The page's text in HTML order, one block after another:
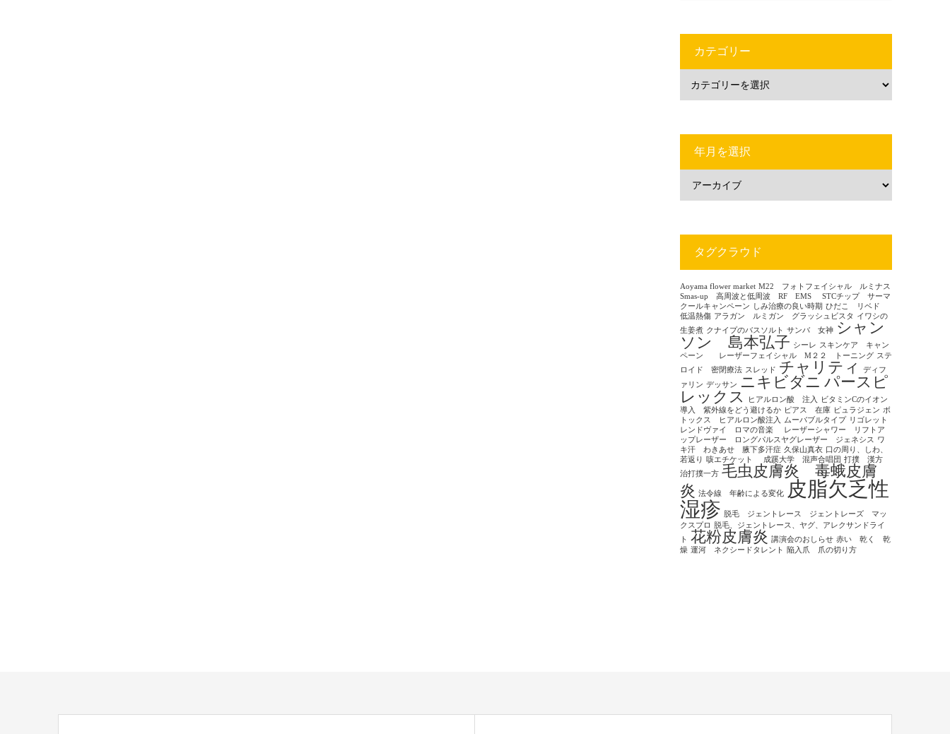
カテゴリー
年月を選択
タグクラウド
Aoyama flower market M22 フォトフェイシャル ルミナス
Smas-up 高周波と低周波 RF EMS
STCチップ サーマ
クールキャンペーン
しみ治療の良い時期 ひだこ リベド
低温熱傷 アラガン ルミガン グラッシュビスタ
イワシの
生姜煮 クナイプのバスソルト サンバ 女神 シャン
ソン 島本弘子 シーレ スキンケア キャン
ペーン レーザーフェイシャル M２２ トーニング ステ
ロイド 密閉療法 スレッド チャリティ
ディフ
ァリン デッサン ニキビダニ パースピ
レックス
ヒアルロン酸 注入
ビタミンCのイオン
導入 紫外線をどう避けるか ピアス 在庫 ピュラジェン ボ
トックス ヒアルロン酸注入 ムーバブルタイプ リゴレット
レンドヴァイ ロマの音楽
レーザーシャワー リフトア
ップレーザー ロングパルスヤグレーザー ジェネシス ワ
キ汗 わきあせ 腋下多汗症 久保山真衣 口の周り、しわ、
若返り 咳エチケット 成蹊大学 混声合唱団 打撲 漢方
治打撲一方 毛虫皮膚炎 毒蛾皮膚
炎 法令線 年齢による変化
皮脂欠乏性
湿疹
脱毛 ジェントレース ジェントレーズ マッ
クスプロ
脱毛、ジェントレース、ヤグ、アレクサンドライ
ト 花粉皮膚炎 講演会のおしらせ 赤い 乾く 乾
燥 運河 ネクシードタレント 陥入爪 爪の切り方